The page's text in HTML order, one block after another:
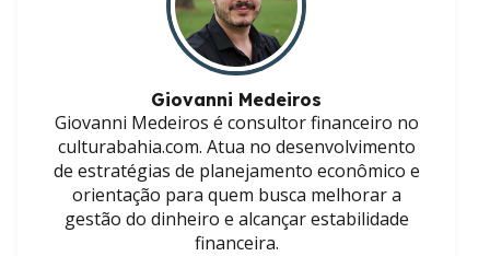
Giovanni Medeiros
Giovanni Medeiros é consultor financeiro no
culturabahia.com. Atua no desenvolvimento
de estratégias de planejamento econômico e
orientação para quem busca melhorar a
gestão do dinheiro e alcançar estabilidade
financeira.